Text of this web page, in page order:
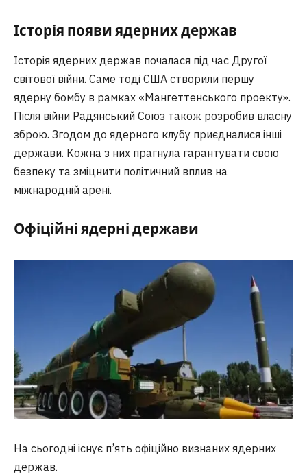
Історія появи ядерних держав
Історія ядерних держав почалася під час Другої
світової війни. Саме тоді США створили першу
ядерну бомбу в рамках «Мангеттенського проекту».
Після війни Радянський Союз також розробив власну
зброю. Згодом до ядерного клубу приєдналися інші
держави. Кожна з них прагнула гарантувати свою
безпеку та зміцнити політичний вплив на
міжнародній арені.
Офіційні ядерні держави
На сьогодні існує п’ять офіційно визнаних ядерних
держав.